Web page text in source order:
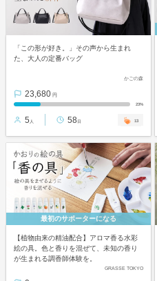
「この形が好き。」その声から生まれ
た、大人の定番バッグ
かごの森
23,680 円
23%
5 人 58 日 13
最初のサポーターになる
【植物由来の精油配合】アロマ香る水彩
絵の具。色と香りを混ぜて、未知の香り
が生まれる調香師体験を。
GRASSE TOKYO